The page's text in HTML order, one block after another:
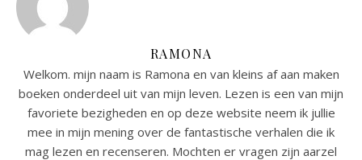
RAMONA
Welkom. mijn naam is Ramona en van kleins af aan maken
boeken onderdeel uit van mijn leven. Lezen is een van mijn
favoriete bezigheden en op deze website neem ik jullie
mee in mijn mening over de fantastische verhalen die ik
mag lezen en recenseren. Mochten er vragen zijn aarzel